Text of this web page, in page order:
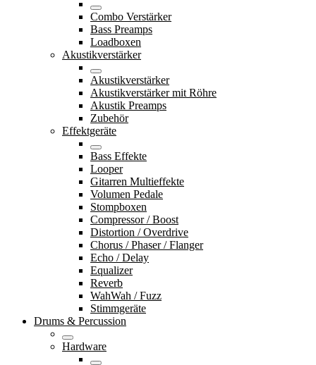
Combo Verstärker
Bass Preamps
Loadboxen
Akustikverstärker
Akustikverstärker
Akustikverstärker mit Röhre
Akustik Preamps
Zubehör
Effektgeräte
Bass Effekte
Looper
Gitarren Multieffekte
Volumen Pedale
Stompboxen
Compressor / Boost
Distortion / Overdrive
Chorus / Phaser / Flanger
Echo / Delay
Equalizer
Reverb
WahWah / Fuzz
Stimmgeräte
Drums & Percussion
Hardware